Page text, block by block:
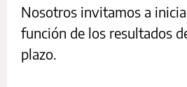
Nosotros invitamos a
función de los resultados
plazo.